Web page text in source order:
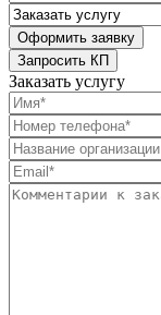
Заказать услугу